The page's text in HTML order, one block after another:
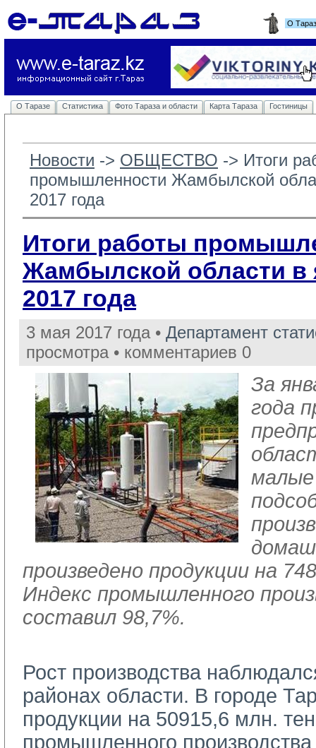
О
О Таразе Статистика Фото Тараза и области Карта Тараза Гостиницы
Новости -> ОБЩЕСТВО -> Итоги
промышленности Жамбылской
2017 года
Итоги работы
Жамбылской области в
2017 года
3 мая 2017 года • Департамент
просмотра • комментариев 0
За
года
малые
произведено продукции на
Индекс промышленного
составил 98,7%.
Рост производства
районах области. В городе
продукции на 50915,6 млн.
промышленного